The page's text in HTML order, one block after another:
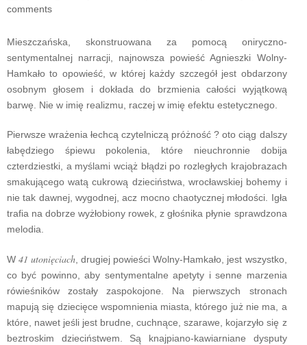
comments
Mieszczańska, skonstruowana za pomocą oniryczno-
sentymentalnej narracji, najnowsza powieść Agnieszki Wolny-
Hamkało to opowieść, w której każdy szczegół jest obdarzony
osobnym głosem i dokłada do brzmienia całości wyjątkową
barwę. Nie w imię realizmu, raczej w imię efektu estetycznego.
Pierwsze wrażenia łechcą czytelniczą próżność ? oto ciąg dalszy
łabędziego śpiewu pokolenia, które nieuchronnie dobija
czterdziestki, a myślami wciąż błądzi po rozległych krajobrazach
smakującego watą cukrową dzieciństwa, wrocławskiej bohemy i
nie tak dawnej, wygodnej, acz mocno chaotycznej młodości. Igła
trafia na dobrze wyżłobiony rowek, z głośnika płynie sprawdzona
melodia.
W41 utonięciach , drugiej powieści Wolny-Hamkało, jest wszystko,
co być powinno, aby sentymentalne apetyty i senne marzenia
rówieśników zostały zaspokojone. Na pierwszych stronach
mapują się dziecięce wspomnienia miasta, którego już nie ma, a
które, nawet jeśli jest brudne, cuchnące, szarawe, kojarzyło się z
beztroskim dzieciństwem. Są knajpiano-kawiarniane dysputy